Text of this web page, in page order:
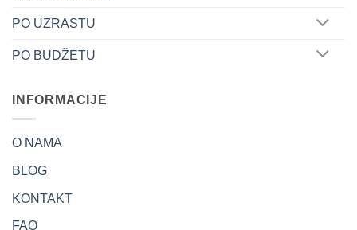
PO UZRASTU
PO BUDŽETU
INFORMACIJE
O NAMA
BLOG
KONTAKT
FAQ